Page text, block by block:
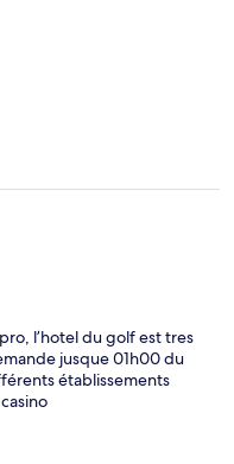
l’hotel du golf est tres
jusque 01h00 du
établissements